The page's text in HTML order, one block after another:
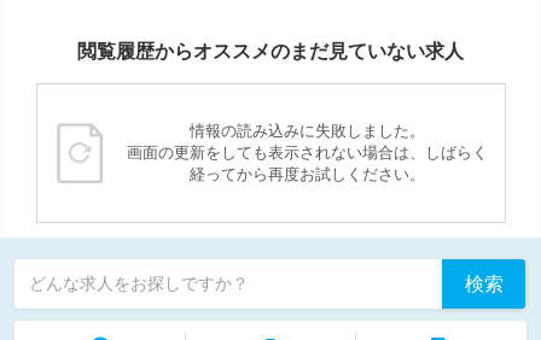
閲覧履歴からオススメのまだ見ていない求人
情報の読み込みに失敗しました。
画面の更新をしても表示されない場合は、しばらく
経ってから再度お試しください。
どんな求人をお探しですか？ 検索